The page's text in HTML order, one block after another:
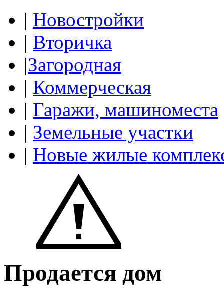
| Новостройки
| Вторичка
|Загородная
| Коммерческая
| Гаражи, машиноместа
| Земельные участки
| Новые жилые
Продается дом